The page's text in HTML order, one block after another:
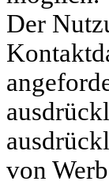
Der
von